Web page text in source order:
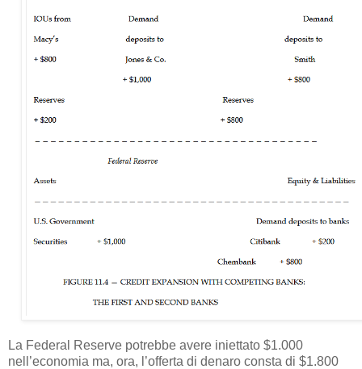
La Federal Reserve potrebbe avere iniettato $1.000
nell’economia ma, ora, l’offerta di denaro consta di $1.800